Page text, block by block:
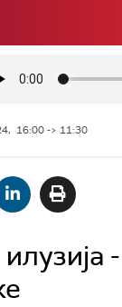
16:00 -> 11:30